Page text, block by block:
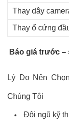
Thay dây
Thay ổ cứng
Báo giá trước
Lý Do Nên
Chúng Tôi
Đội ngũ kỹ